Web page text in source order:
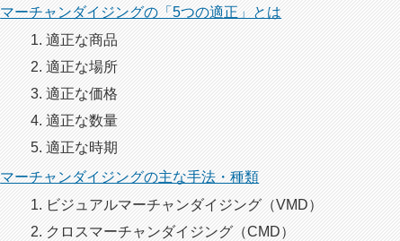
マーチャンダイジングの「5つの適正」とは
適正な商品
適正な場所
適正な価格
適正な数量
適正な時期
マーチャンダイジングの主な手法・種類
ビジュアルマーチャンダイジング（VMD）
クロスマーチャンダイジング（CMD）